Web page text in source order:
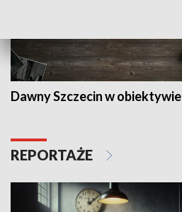
Dawny Szczecin w obiektywie
REPORTAŻE